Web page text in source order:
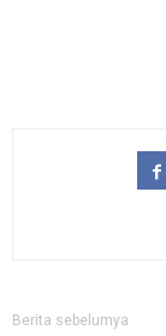
Berita sebelumya